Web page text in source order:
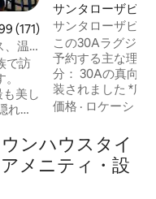
ー171件、5つ星中4.99つ
(171)
、温
で訪
美し
れ家
ます
ーテ
ま
サンタローザビー
家・長屋
サンタローザビー
The Zen Pad
この30Aラグジュ
予約する主な理由： *ビーチまで徒
分： 30Aの真向かい * 2024年に美
装されました *広々としていて静かです *
バルコニー3つ * プール2つ、テニス/ピッ
ーエリアなど *わずか数歩先に25マイル以
上のハイキングコース ＊ビーチ
ル、ショッピング
価格 · ロケーショ
ンハウスタイ
メニティ・設